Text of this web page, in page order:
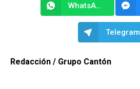
WhatsApp
Telegram
Redacción / Grupo Cantón